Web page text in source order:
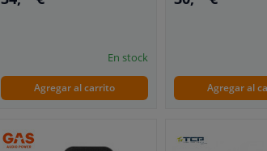
En stock
Agregar al carrito Agregar al